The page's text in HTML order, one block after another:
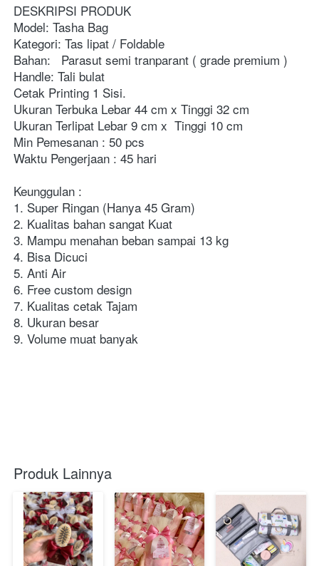
DESKRIPSI PRODUK
Model: Tasha Bag
Kategori: Tas lipat / Foldable
Bahan:   Parasut semi tranparant ( grade premium )
Handle: Tali bulat
Cetak Printing 1 Sisi.
Ukuran Terbuka Lebar 44 cm x Tinggi 32 cm
Ukuran Terlipat Lebar 9 cm x Tinggi 10 cm
Min Pemesanan : 50 pcs
Waktu Pengerjaan : 45 hari
Keunggulan :
1. Super Ringan (Hanya 45 Gram)
2. Kualitas bahan sangat Kuat
3. Mampu menahan beban sampai 13 kg
4. Bisa Dicuci
5. Anti Air
6. Free custom design
7. Kualitas cetak Tajam
8. Ukuran besar
9. Volume muat banyak
Produk Lainnya